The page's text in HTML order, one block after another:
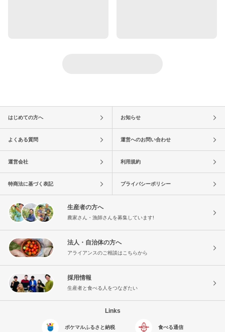
はじめての方へ お知らせ
よくある質問 運営へのお問い合わせ
運営会社 利用規約
特商法に基づく表記 プライバシーポリシー
生産者の方へ
農家さん・漁師さんを募集しています!
法人・自治体の方へ
アライアンスのご相談はこちらから
採用情報
生産者と食べる人をつなぎたい
Links
ポケマルふるさと納税 食べる通信